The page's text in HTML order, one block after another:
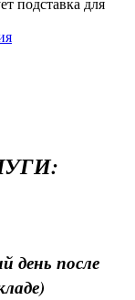
подставка для
день после